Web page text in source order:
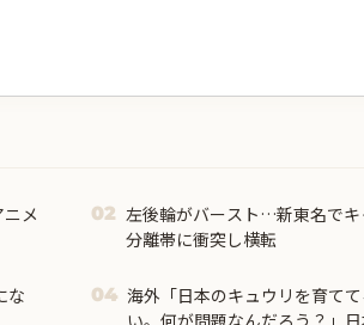
メ
02 左後輪がバースト…新東名で
分離帯に衝突し横転
な
04 海外「日本のキュウリを育て
い。何が問題なんだろう？」